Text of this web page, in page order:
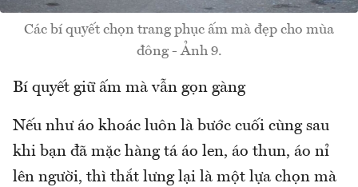
Các bí quyết chọn trang phục ấm mà đẹp cho mùa
đông - Ảnh 9.
Bí quyết giữ ấm mà vẫn gọn gàng
Nếu như áo khoác luôn là bước cuối cùng sau
khi bạn đã mặc hàng tá áo len, áo thun, áo nỉ
lên người, thì thắt lưng lại là một lựa chọn mà